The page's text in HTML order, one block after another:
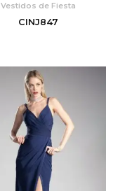
Vestidos de Fiesta
CINJ847